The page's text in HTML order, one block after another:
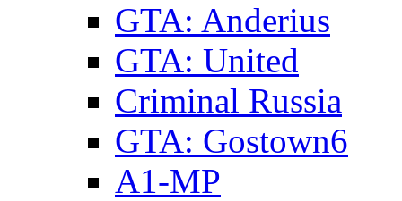
GTA: Anderius
GTA: United
Criminal Russia
GTA: Gostown6
A1-MP